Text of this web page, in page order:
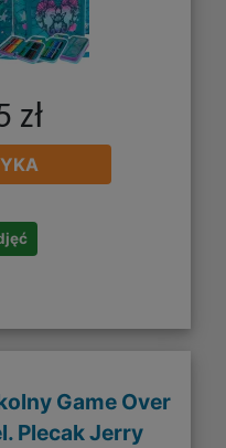
zł
Game Over
Plecak Jerry